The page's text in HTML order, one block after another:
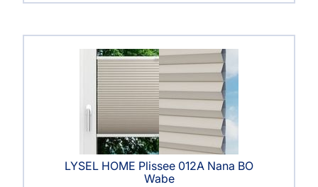
LYSEL HOME Plissee 012A Nana BO
Wabe